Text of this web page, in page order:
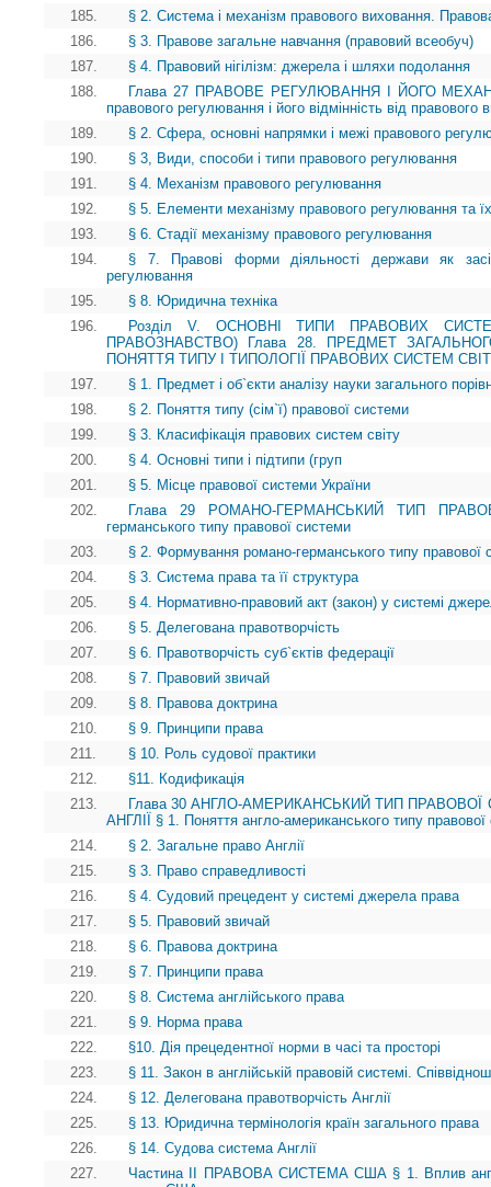
185.
§ 2. Система і механізм правового виховання.
186.
§ 3. Правове загальне навчання (правовий всеобуч)
187.
§ 4. Правовий нігілізм: джерела і шляхи подолання
188.
Глава 27 ПРАВОВЕ РЕГУЛЮВАННЯ І ЙОГО
правового регулювання і його відмінність від правового
189.
§ 2. Сфера, основні напрямки і межі правового
190.
§ 3, Види, способи і типи правового регулювання
191.
§ 4. Механізм правового регулювання
192.
§ 5. Елементи механізму правового регулювання та
193.
§ 6. Стадії механізму правового регулювання
194.
§ 7. Правові форми діяльності держави як
регулювання
195.
§ 8. Юридична техніка
196.
Розділ V. ОСНОВНІ ТИПИ ПРАВОВИХ
ПРАВОЗНАВСТВО) Глава 28. ПРЕДМЕТ
ПОНЯТТЯ ТИПУ І ТИПОЛОГІЇ ПРАВОВИХ СИСТЕМ
197.
§ 1. Предмет і об`єкти аналізу науки загального
198.
§ 2. Поняття типу (сім`ї) правової системи
199.
§ 3. Класифікація правових систем світу
200.
§ 4. Основні типи і підтипи (груп
201.
§ 5. Місце правової системи України
202.
Глава 29 РОМАНО-ГЕРМАНСЬКИЙ ТИП
германського типу правової системи
203.
§ 2. Формування романо-германського типу правової
204.
§ 3. Система права та її структура
205.
§ 4. Нормативно-правовий акт (закон) у системі
206.
§ 5. Делегована правотворчість
207.
§ 6. Правотворчість суб`єктів федерації
208.
§ 7. Правовий звичай
209.
§ 8. Правова доктрина
210.
§ 9. Принципи права
211.
§ 10. Роль судової практики
212.
§11. Кодификація
213.
Глава 30 АНГЛО-АМЕРИКАНСЬКИЙ ТИП
АНГЛІЇ § 1. Поняття англо-американського типу
214.
§ 2. Загальне право Англії
215.
§ 3. Право справедливості
216.
§ 4. Судовий прецедент у системі джерела права
217.
§ 5. Правовий звичай
218.
§ 6. Правова доктрина
219.
§ 7. Принципи права
220.
§ 8. Система англійського права
221.
§ 9. Норма права
222.
§10. Дія прецедентної норми в часі та просторі
223.
§ 11. Закон в англійській правовій системі.
224.
§ 12. Делегована правотворчість Англії
225.
§ 13. Юридична термінологія країн загального права
226.
§ 14. Судова система Англії
227.
Частина II ПРАВОВА СИСТЕМА США § 1. Вплив